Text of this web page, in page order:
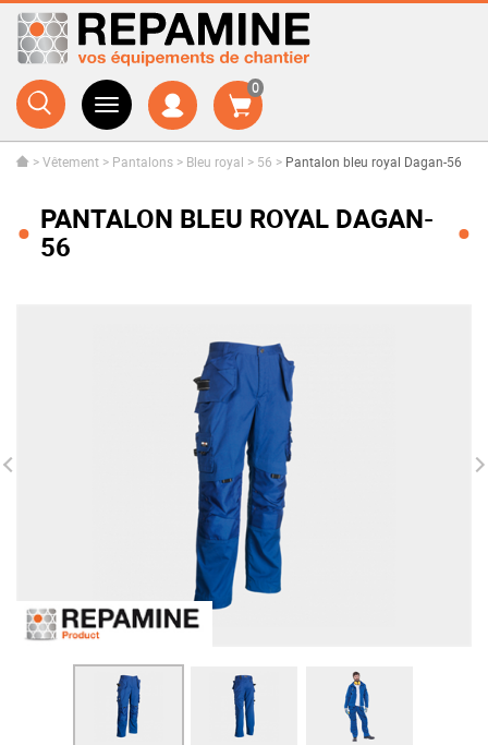
0
>Vêtement > Pantalons > Bleu royal > 56 > Pantalon bleu royal Dagan-56
PANTALON BLEU ROYAL DAGAN-
56